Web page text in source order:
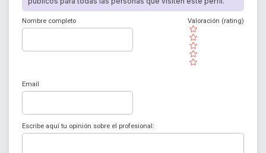
Nombre completo
( )
( )
( )
( )
( )
Valoración (rating)
Email
Escribe aquí tu opinión sobre el profesional: